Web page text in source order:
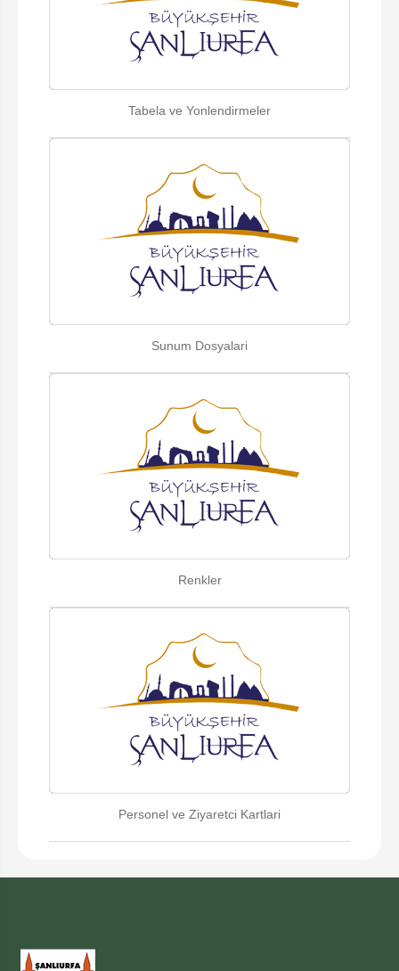
Tabela ve Yonlendirmeler
Sunum Dosyalari
Renkler
Personel ve Ziyaretci Kartlari